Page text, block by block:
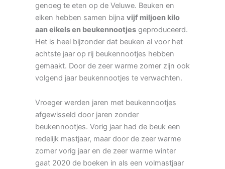
genoeg te eten op de Veluwe. Beuken en
eiken hebben samen bijna vijf miljoen kilo
aan eikels en beukennootjes geproduceerd.
Het is heel bijzonder dat beuken al voor het
achtste jaar op rij beukennootjes hebben
gemaakt. Door de zeer warme zomer zijn ook
volgend jaar beukennootjes te verwachten.
Vroeger werden jaren met beukennootjes
afgewisseld door jaren zonder
beukennootjes. Vorig jaar had de beuk een
redelijk mastjaar, maar door de zeer warme
zomer vorig jaar en de zeer warme winter
gaat 2020 de boeken in als een volmastjaar